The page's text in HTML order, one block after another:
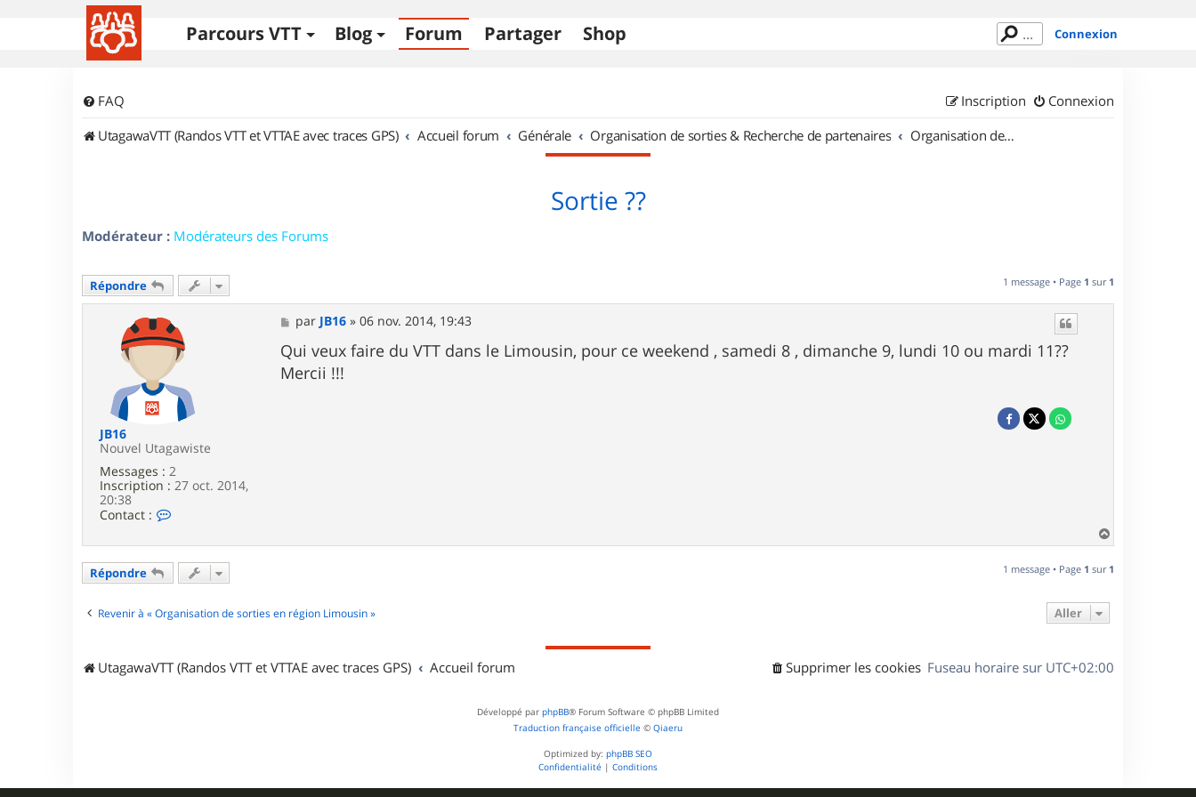
Parcours VTT Blog Forum Partager Shop Connexion
FAQ Connexion
Inscription
UtagawaVTT (Randos VTT et VTTAE avec traces GPS)
Accueil forum Générale Organisation de sorties & Recherche de partenaires Organisation de sorties en région Limousin
Sortie ??
Modérateur : Modérateurs des Forums
Répondre 1 message • Page 1 sur 1
JB16
Nouvel Utagawiste
Messages : 2
Inscription : 27 oct. 2014,
20:38
Contact :
c
e
1
M
e
s
s
a
par JB16 »06 nov. 2014, 19:43
Qui veux faire du VTT dans le Limousin, pour ce weekend , samedi 8 , dimanche 9, lundi 10 ou mardi 11??
Mercii !!!
a
t
Répondre 1 message • Page 1 sur 1
Revenir à « Organisation de sorties en région Limousin » Aller
UtagawaVTT (Randos VTT et VTTAE avec traces GPS) Accueil forum Fuseau horaire sur UTC+02:00
Supprimer les cookies
Développé par phpBB® Forum Software © phpBB Limited
Traduction française officielle © Qiaeru
Optimized by: phpBB SEO
Confidentialité | Conditions